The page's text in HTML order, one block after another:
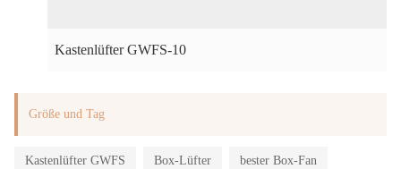
Kastenlüfter GWFS-10
Größe und Tag
Kastenlüfter GWFS Box-Lüfter bester Box-Fan